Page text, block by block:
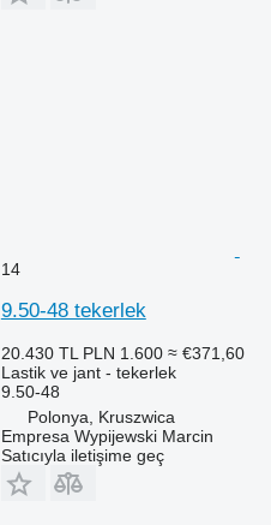
14
9.50-48 tekerlek
20.430 TL PLN 1.600 ≈ €371,60
Lastik ve jant - tekerlek
9.50-48
Polonya, Kruszwica
Empresa Wypijewski Marcin
Satıcıyla iletişime geç